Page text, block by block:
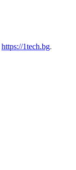
https://1tech.bg.